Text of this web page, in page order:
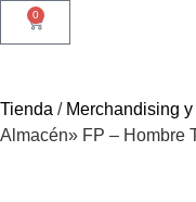
0
Tienda / Merchandising
Almacén» FP – Hombre